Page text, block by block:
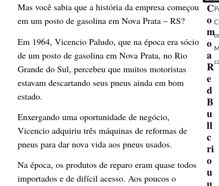
Mas você sabia que a história da empresa começou
em um posto de gasolina em Nova Prata – RS?
Em 1964, Vicencio Paludo, que na época era sócio
de um posto de gasolina em Nova Prata, no Rio
Grande do Sul, percebeu que muitos motoristas
estavam descartando seus pneus ainda em bom
estado.
Enxergando uma oportunidade de negócio,
Vicencio adquiriu três máquinas de reformas de
pneus para dar nova vida aos pneus usados.
Na época, os produtos de reparo eram quase todos
importados e de difícil acesso. Aos poucos o
C
o
m
o
a
R
e
d
B
u
ll
c
ri
o
u